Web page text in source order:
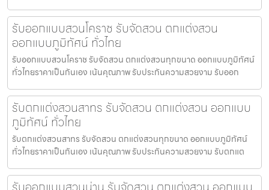
รับออกแบบสวนโคราช รับจัดสวน ตกแต่งสวน
ออกแบบภูมิทัศน์ ทั่วไทย
รับออกแบบสวนโคราช รับจัดสวน ตกแต่งสวนทุกขนาด ออกแบบภูมิทัศน์
ทั่วไทยราคาเป็นกันเอง เน้นคุณภาพ รับประกันความสวยงาม รับออก
รับตกแต่งสวนสาทร รับจัดสวน ตกแต่งสวน ออกแบบ
ภูมิทัศน์ ทั่วไทย
รับตกแต่งสวนสาทร รับจัดสวน ตกแต่งสวนทุกขนาด ออกแบบภูมิทัศน์
ทั่วไทยราคาเป็นกันเอง เน้นคุณภาพ รับประกันความสวยงาม รับตกแต